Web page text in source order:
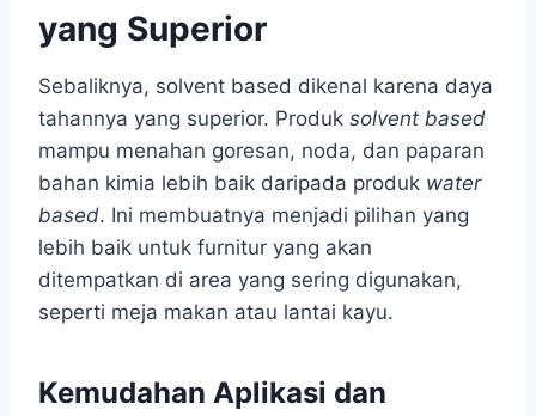
yang Superior
Sebaliknya, solvent based dikenal karena daya
tahannya yang superior. Produk solvent based
mampu menahan goresan, noda, dan paparan
bahan kimia lebih baik daripada produk water
based. Ini membuatnya menjadi pilihan yang
lebih baik untuk furnitur yang akan
ditempatkan di area yang sering digunakan,
seperti meja makan atau lantai kayu.
Kemudahan Aplikasi dan